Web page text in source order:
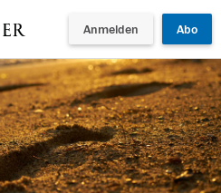
Anmelden Abo